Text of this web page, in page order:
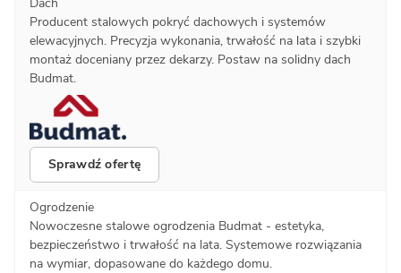
Producent stalowych pokryć dachowych i systemów
elewacyjnych. Precyzja wykonania, trwałość na lata i szybki
montaż doceniany przez dekarzy. Postaw na solidny dach
Budmat.
Sprawdź ofertę
Ogrodzenie
Nowoczesne stalowe ogrodzenia Budmat - estetyka,
bezpieczeństwo i trwałość na lata. Systemowe rozwiązania
na wymiar, dopasowane do każdego domu.